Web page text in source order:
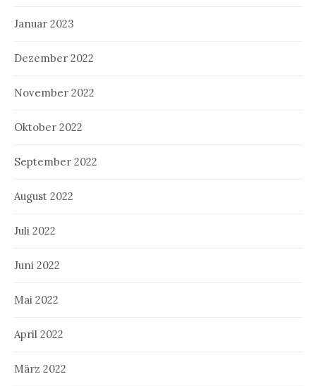
Januar 2023
Dezember 2022
November 2022
Oktober 2022
September 2022
August 2022
Juli 2022
Juni 2022
Mai 2022
April 2022
März 2022